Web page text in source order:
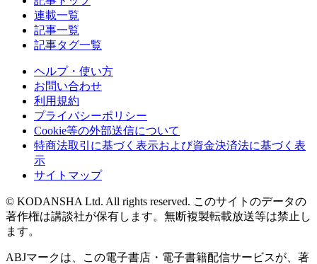
連載一覧
記事一覧
記事タグ一覧
ヘルプ・使い方
お問い合わせ
利用規約
プライバシーポリシー
Cookie等の外部送信について
特商法取引に基づく表示および資金決済法に基づく表
示
サイトマップ
© KODANSHA Ltd. All rights reserved. このサイトのデータの
著作権は講談社が保有します。無断複製転載放送等は禁止し
ます。
ABJマークは、この電子書店・電子書籍配信サービスが、著